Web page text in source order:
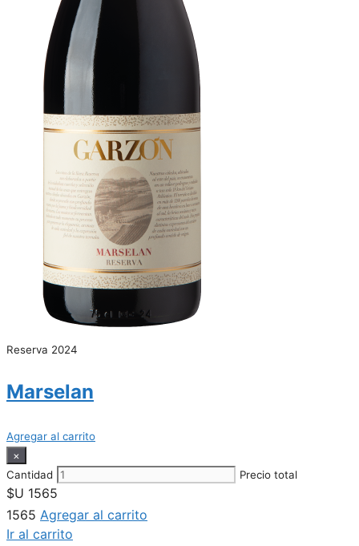
Reserva 2024
Marselan
Agregar al carrito
×
Cantidad
Precio total
$U 1565
1565 Agregar al carrito
Ir al carrito